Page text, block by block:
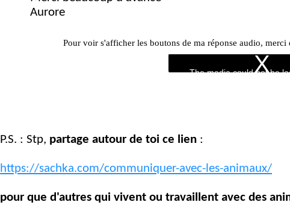
Aurore
Pour voir s'afficher les boutons de ma réponse audio, merci
P.S. : Stp, partage autour de toi ce lien :
https://sachka.com/communiquer-avec-les-animaux/
pour que d'autres qui vivent ou travaillent avec des